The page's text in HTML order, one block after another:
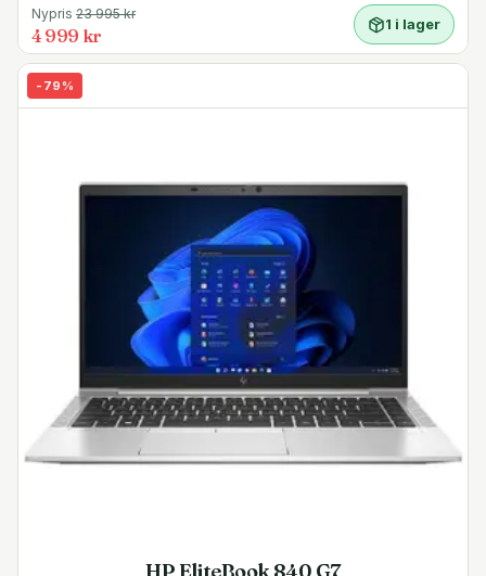
Nypris 23 995kr
4 999 kr
1 i lager
- 79 %
HP EliteBook 840 G7